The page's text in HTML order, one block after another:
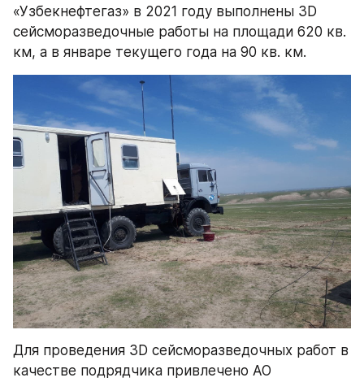
«Узбекнефтегаз» в 2021 году выполнены 3D
сейсморазведочные работы на площади 620 кв.
км, а в январе текущего года на 90 кв. км.
Для проведения 3D сейсморазведочных работ в
качестве подрядчика привлечено АО